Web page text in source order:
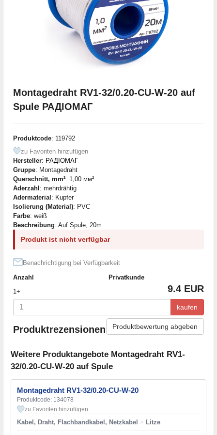
Montagedraht RV1-32/0.20-CU-W-20 auf
Spule РАДІОМАГ
Produktcode: 119792
zu Favoriten hinzufügen
Hersteller: РАДІОМАГ
Gruppe: Montagedraht
Querschnitt, mm²: 1,00 мм²
Aderzahl: mehrdrähtig
Adermaterial: Kupfer
Isolierung (Material): PVC
Farbe: weiß
Beschreibung: Auf Spule, 20m
Produkt ist nicht verfügbar
Benachrichtigung bei Verfügbarkeit
Anzahl
Privatkunde
1+
9.4 EUR
kaufen
Produktrezensionen Produktbewertung abgeben
Weitere Produktangebote Montagedraht RV1-
32/0.20-CU-W-20 auf Spule
Montagedraht RV1-32/0.20-CU-W-20
Produktcode: 134078
zu Favoriten hinzufügen
Kabel, Draht, Flachbandkabel, Netzkabel > Litze